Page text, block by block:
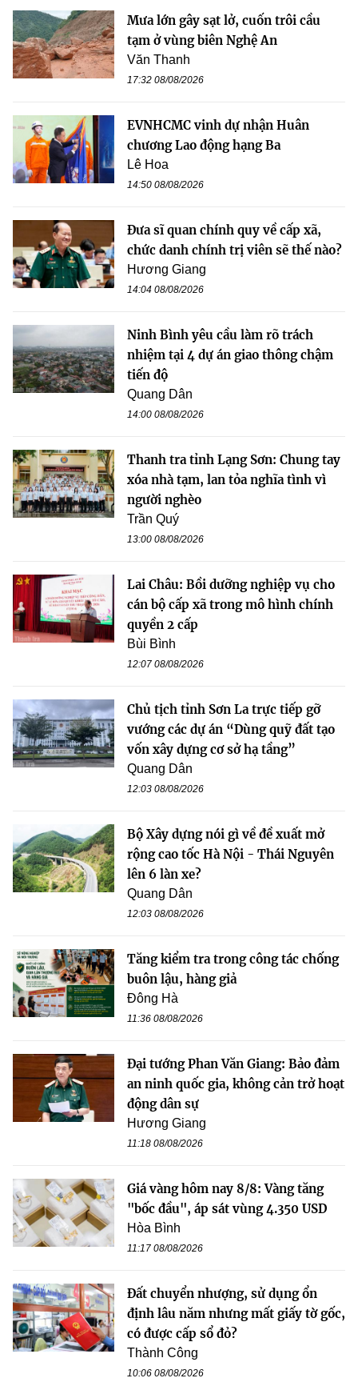
Mưa lớn gây sạt lở, cuốn trôi cầu
tạm ở vùng biên Nghệ An
Văn Thanh
17:32 08/08/2026
EVNHCMC vinh dự nhận Huân
chương Lao động hạng Ba
Lê Hoa
14:50 08/08/2026
Đưa sĩ quan chính quy về cấp xã,
chức danh chính trị viên sẽ thế nào?
Hương Giang
14:04 08/08/2026
Ninh Bình yêu cầu làm rõ trách
nhiệm tại 4 dự án giao thông chậm
tiến độ
Quang Dân
14:00 08/08/2026
Thanh tra tỉnh Lạng Sơn: Chung tay
xóa nhà tạm, lan tỏa nghĩa tình vì
người nghèo
Trần Quý
13:00 08/08/2026
Lai Châu: Bồi dưỡng nghiệp vụ cho
cán bộ cấp xã trong mô hình chính
quyền 2 cấp
Bùi Bình
12:07 08/08/2026
Chủ tịch tỉnh Sơn La trực tiếp gỡ
vướng các dự án “Dùng quỹ đất tạo
vốn xây dựng cơ sở hạ tầng”
Quang Dân
12:03 08/08/2026
Bộ Xây dựng nói gì về đề xuất mở
rộng cao tốc Hà Nội - Thái Nguyên
lên 6 làn xe?
Quang Dân
12:03 08/08/2026
Tăng kiểm tra trong công tác chống
buôn lậu, hàng giả
Đông Hà
11:36 08/08/2026
Đại tướng Phan Văn Giang: Bảo đảm
an ninh quốc gia, không cản trở hoạt
động dân sự
Hương Giang
11:18 08/08/2026
Giá vàng hôm nay 8/8: Vàng tăng
"bốc đầu", áp sát vùng 4.350 USD
Hòa Bình
11:17 08/08/2026
Đất chuyển nhượng, sử dụng ổn
định lâu năm nhưng mất giấy tờ gốc,
có được cấp sổ đỏ?
Thành Công
10:06 08/08/2026